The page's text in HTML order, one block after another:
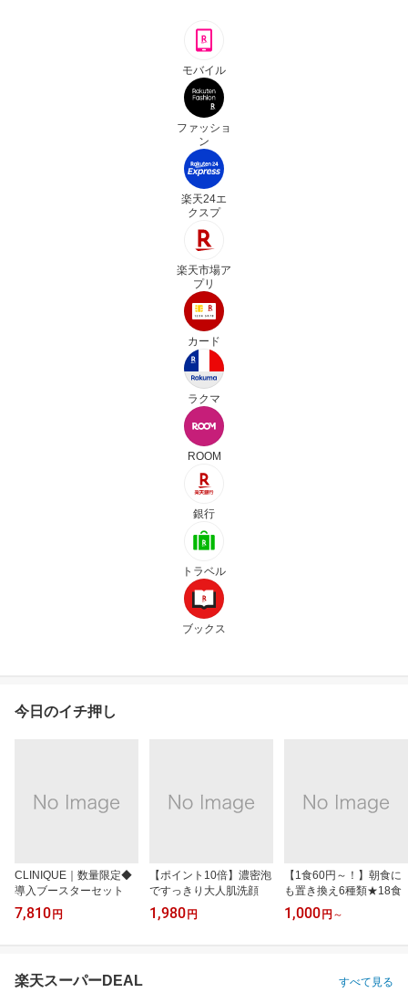
モバイル
ファッショ
ン
楽天24エ
クスプ
楽天市場ア
プリ
カード
ラクマ
ROOM
銀行
トラベル
ブックス
今日のイチ押し
CLINIQUE｜数量限定◆
導入ブースターセット
7,810 円
【ポイント10倍】濃密泡
ですっきり大人肌洗顔
1,980 円
【1食60円～！】朝食に
も置き換え6種類★18食
1,000 円 ～
楽天スーパーDEAL すべて見る